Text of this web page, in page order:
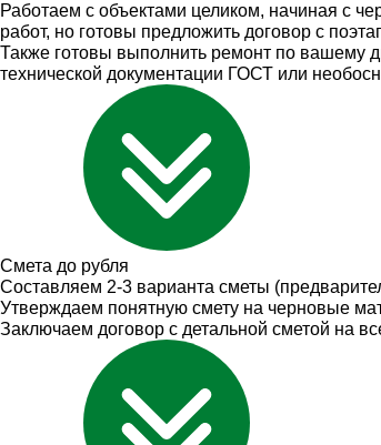
Работаем с объектами целиком, начиная с
работ, но готовы предложить договор с
Также готовы выполнить ремонт по вашему
технической документации ГОСТ или
Смета до рубля
Составляем 2-3 варианта сметы
Утверждаем понятную смету на черновые
Заключаем договор с детальной сметой на